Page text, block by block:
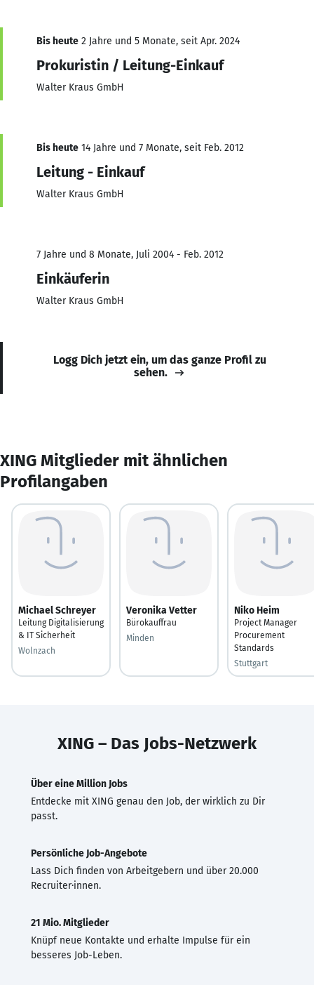
Bis heute 2 Jahre und 5 Monate, seit Apr. 2024
Prokuristin / Leitung-Einkauf
Walter Kraus GmbH
Bis heute 14 Jahre und 7 Monate, seit Feb. 2012
Leitung - Einkauf
Walter Kraus GmbH
7 Jahre und 8 Monate, Juli 2004 - Feb. 2012
Einkäuferin
Walter Kraus GmbH
Logg Dich jetzt ein, um das ganze Profil zu
sehen.
XING Mitglieder mit ähnlichen
Profilangaben
Michael Schreyer
Leitung Digitalisierung
& IT Sicherheit
Wolnzach
Veronika Vetter
Bürokauffrau
Minden
Niko Heim
Project Manager
Procurement
Standards
Stuttgart
XING – Das Jobs-Netzwerk
Über eine Million Jobs
Entdecke mit XING genau den Job, der wirklich zu Dir
passt.
Persönliche Job-Angebote
Lass Dich finden von Arbeitgebern und über 20.000
Recruiter·innen.
21 Mio. Mitglieder
Knüpf neue Kontakte und erhalte Impulse für ein
besseres Job-Leben.